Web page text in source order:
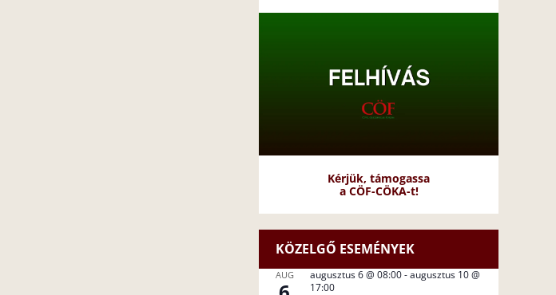
Kérjük, támogassa
a CÖF-CÖKA-t!
KÖZELGŐ ESEMÉNYEK
AUG augusztus 6 @ 08:00-augusztus 10 @
17:00